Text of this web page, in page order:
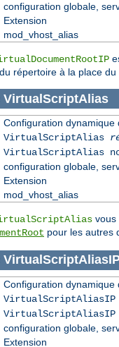
configuration globale,
Extension
mod_vhost_alias
répertoire à la place du
VirtualScriptAlias
Configuration
VirtualScriptAlias
VirtualScriptAlias
configuration globale,
Extension
mod_vhost_alias
vous
pour les autres
Configuration
VirtualScriptAliasIP
VirtualScriptAliasIP
configuration globale,
Extension